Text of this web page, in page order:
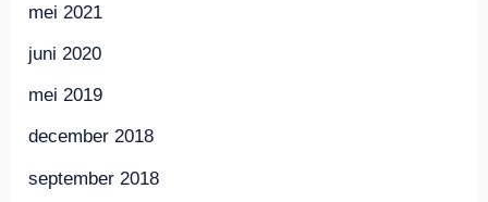
mei 2021
juni 2020
mei 2019
december 2018
september 2018